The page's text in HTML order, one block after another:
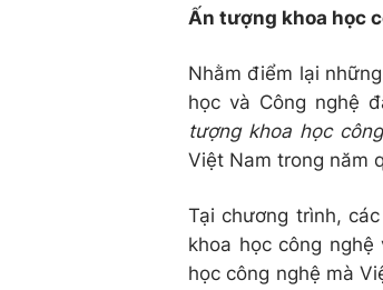
Ấn tượng khoa học
Nhằm điểm lại
học và Công nghệ
tượng khoa học
Việt Nam trong năm
Tại chương trình,
khoa học công
học công nghệ mà